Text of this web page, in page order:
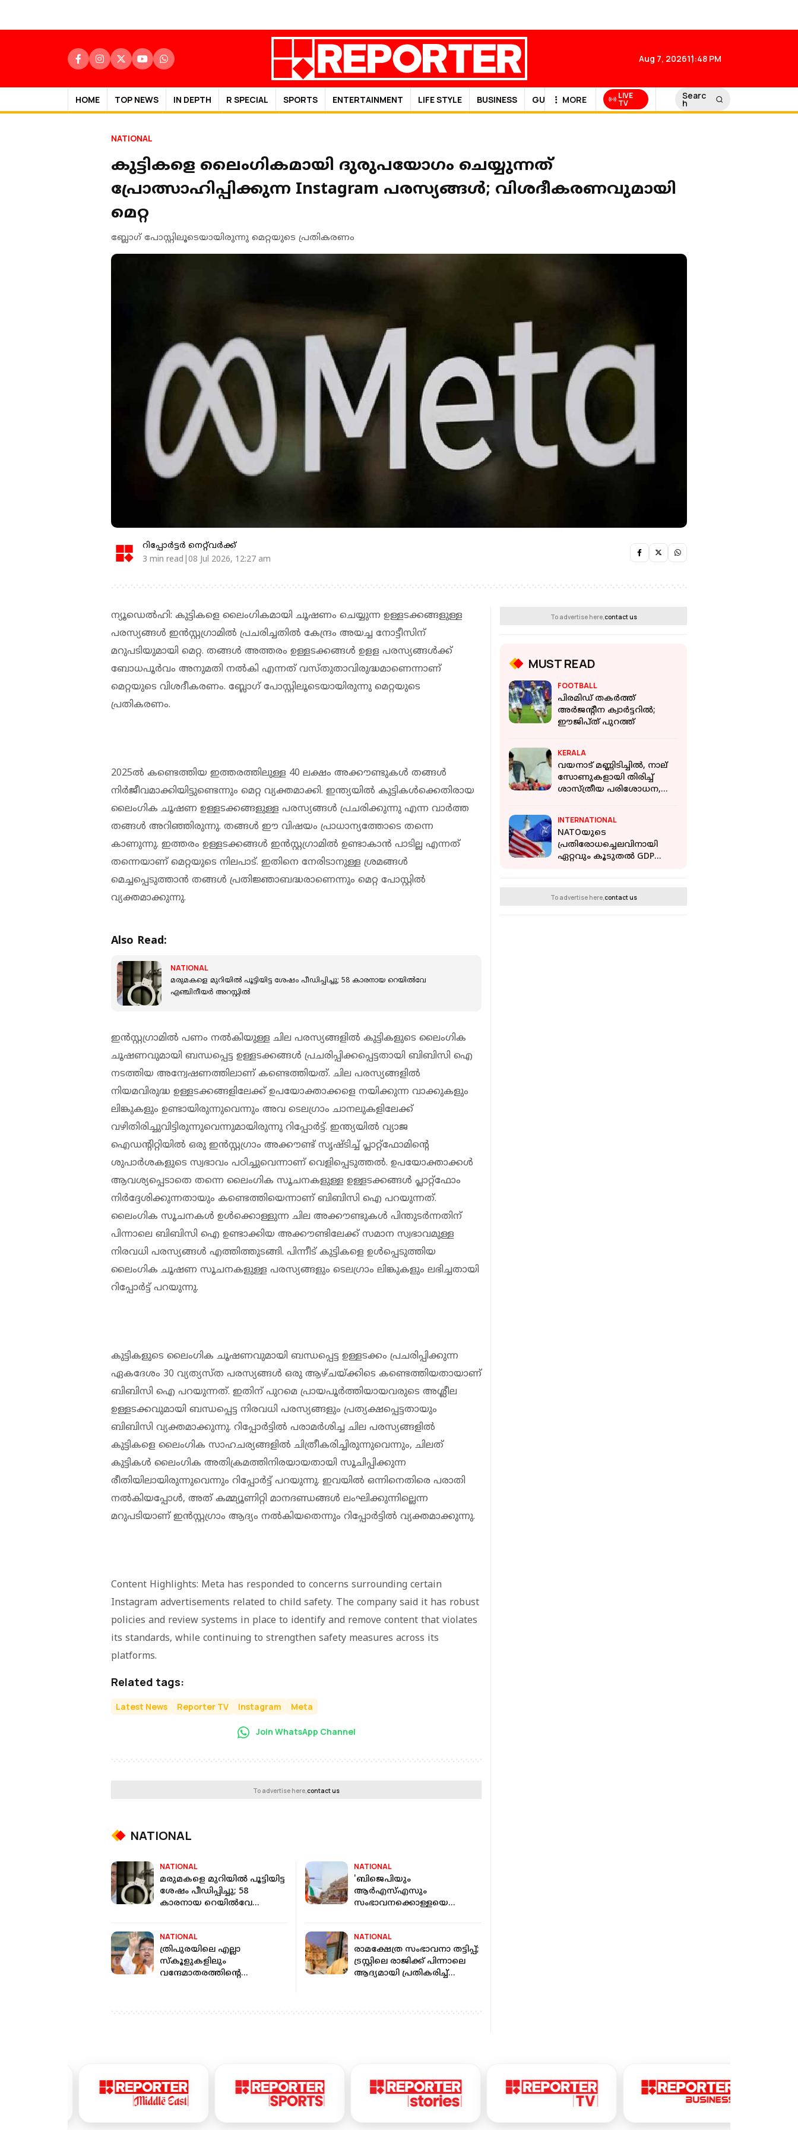
Aug 7, 202611:48 PM
HOME TOP NEWS IN DEPTH R SPECIAL SPORTS ENTERTAINMENT LIFE STYLE BUSINESS GULF NEWS
MORE LIVE
TV
Searc
h
NATIONAL
കുട്ടികളെ ലൈംഗികമായി ദുരുപയോഗം ചെയ്യുന്നത്
പ്രോത്സാഹിപ്പിക്കുന്ന Instagram പരസ്യങ്ങള്‍; വിശദീകരണവുമായി
മെറ്റ
ബ്ലോഗ് പോസ്റ്റിലൂടെയായിരുന്നു മെറ്റയുടെ പ്രതികരണം
റിപ്പോർട്ടർ നെറ്റ്‌വര്‍ക്ക്‌
3 min read|08 Jul 2026, 12:27 am
ന്യൂഡെല്‍ഹി: കുട്ടികളെ ലൈംഗികമായി ചൂഷണം ചെയ്യുന്ന ഉള്ളടക്കങ്ങളുള്ള
പരസ്യങ്ങള്‍ ഇന്‍സ്റ്റഗ്രാമില്‍ പ്രചരിച്ചതില്‍ കേന്ദ്രം അയച്ച നോട്ടീസിന്
മറുപടിയുമായി മെറ്റ. തങ്ങള്‍ അത്തരം ഉള്ളടക്കങ്ങള്‍ ഉളള പരസ്യങ്ങള്‍ക്ക്
ബോധപൂര്‍വം അനുമതി നല്‍കി എന്നത് വസ്തുതാവിരുദ്ധമാണെന്നാണ്
മെറ്റയുടെ വിശദീകരണം. ബ്ലോഗ് പോസ്റ്റിലൂടെയായിരുന്നു മെറ്റയുടെ
പ്രതികരണം.
2025ല്‍ കണ്ടെത്തിയ ഇത്തരത്തിലുള്ള 40 ലക്ഷം അക്കൗണ്ടുകള്‍ തങ്ങള്‍
നിര്‍ജീവമാക്കിയിട്ടുണ്ടെന്നും മെറ്റ വ്യക്തമാക്കി. ഇന്ത്യയില്‍ കുട്ടികള്‍ക്കെതിരായ
ലൈംഗിക ചൂഷണ ഉള്ളടക്കങ്ങളുള്ള പരസ്യങ്ങള്‍ പ്രചരിക്കുന്നു എന്ന വാര്‍ത്ത
തങ്ങള്‍ അറിഞ്ഞിരുന്നു. തങ്ങള്‍ ഈ വിഷയം പ്രാധാന്യത്തോടെ തന്നെ
കാണുന്നു. ഇത്തരം ഉള്ളടക്കങ്ങള്‍ ഇന്‍സ്റ്റഗ്രാമില്‍ ഉണ്ടാകാന്‍ പാടില്ല എന്നത്
തന്നെയാണ് മെറ്റയുടെ നിലപാട്. ഇതിനെ നേരിടാനുള്ള ശ്രമങ്ങള്‍
മെച്ചപ്പെടുത്താന്‍ തങ്ങള്‍ പ്രതിജ്ഞാബദ്ധരാണെന്നും മെറ്റ പോസ്റ്റില്‍
വ്യക്തമാക്കുന്നു.
Also Read:
NATIONAL
മരുമകളെ മുറിയില്‍ പൂട്ടിയിട്ട ശേഷം പീഡിപ്പിച്ചു; 58 കാരനായ റെയില്‍വേ
എഞ്ചിനീയര്‍ അറസ്റ്റില്‍
ഇന്‍സ്റ്റഗ്രാമില്‍ പണം നല്‍കിയുള്ള ചില പരസ്യങ്ങളില്‍ കുട്ടികളുടെ ലൈംഗിക
ചൂഷണവുമായി ബന്ധപ്പെട്ട ഉള്ളടക്കങ്ങള്‍ പ്രചരിപ്പിക്കപ്പെട്ടതായി ബിബിസി ഐ
നടത്തിയ അന്വേഷണത്തിലാണ് കണ്ടെത്തിയത്. ചില പരസ്യങ്ങളില്‍
നിയമവിരുദ്ധ ഉള്ളടക്കങ്ങളിലേക്ക് ഉപയോക്താക്കളെ നയിക്കുന്ന വാക്കുകളും
ലിങ്കുകളും ഉണ്ടായിരുന്നുവെന്നും അവ ടെലഗ്രാം ചാനലുകളിലേക്ക്
വഴിതിരിച്ചുവിട്ടിരുന്നുവെന്നുമായിരുന്നു റിപ്പോര്‍ട്ട്. ഇന്ത്യയില്‍ വ്യാജ
ഐഡന്റിറ്റിയില്‍ ഒരു ഇന്‍സ്റ്റഗ്രാം അക്കൗണ്ട് സൃഷ്ടിച്ച് പ്ലാറ്റ്ഫോമിന്റെ
ശുപാര്‍ശകളുടെ സ്വഭാവം പഠിച്ചുവെന്നാണ് വെളിപ്പെടുത്തല്‍. ഉപയോക്താക്കള്‍
ആവശ്യപ്പെടാതെ തന്നെ ലൈംഗിക സൂചനകളുള്ള ഉള്ളടക്കങ്ങള്‍ പ്ലാറ്റ്ഫോം
നിര്‍ദ്ദേശിക്കുന്നതായും കണ്ടെത്തിയെന്നാണ് ബിബിസി ഐ പറയുന്നത്.
ലൈംഗിക സൂചനകള്‍ ഉള്‍ക്കൊള്ളുന്ന ചില അക്കൗണ്ടുകള്‍ പിന്തുടര്‍ന്നതിന്
പിന്നാലെ ബിബിസി ഐ ഉണ്ടാക്കിയ അക്കൗണ്ടിലേക്ക് സമാന സ്വഭാവമുള്ള
നിരവധി പരസ്യങ്ങള്‍ എത്തിത്തുടങ്ങി. പിന്നീട് കുട്ടികളെ ഉള്‍പ്പെടുത്തിയ
ലൈംഗിക ചൂഷണ സൂചനകളുള്ള പരസ്യങ്ങളും ടെലഗ്രാം ലിങ്കുകളും ലഭിച്ചതായി
റിപ്പോര്‍ട്ട് പറയുന്നു.
കുട്ടികളുടെ ലൈംഗിക ചൂഷണവുമായി ബന്ധപ്പെട്ട ഉള്ളടക്കം പ്രചരിപ്പിക്കുന്ന
ഏകദേശം 30 വ്യത്യസ്ത പരസ്യങ്ങള്‍ ഒരു ആഴ്ചയ്ക്കിടെ കണ്ടെത്തിയതായാണ്
ബിബിസി ഐ പറയുന്നത്. ഇതിന് പുറമെ പ്രായപൂര്‍ത്തിയായവരുടെ അശ്ലീല
ഉള്ളടക്കവുമായി ബന്ധപ്പെട്ട നിരവധി പരസ്യങ്ങളും പ്രത്യക്ഷപ്പെട്ടതായും
ബിബിസി വ്യക്തമാക്കുന്നു. റിപ്പോര്‍ട്ടില്‍ പരാമര്‍ശിച്ച ചില പരസ്യങ്ങളില്‍
കുട്ടികളെ ലൈംഗിക സാഹചര്യങ്ങളില്‍ ചിത്രീകരിച്ചിരുന്നുവെന്നും, ചിലത്
കുട്ടികള്‍ ലൈംഗിക അതിക്രമത്തിനിരയായതായി സൂചിപ്പിക്കുന്ന
രീതിയിലായിരുന്നുവെന്നും റിപ്പോര്‍ട്ട് പറയുന്നു. ഇവയില്‍ ഒന്നിനെതിരെ പരാതി
നല്‍കിയപ്പോള്‍, അത് കമ്മ്യൂണിറ്റി മാനദണ്ഡങ്ങള്‍ ലംഘിക്കുന്നില്ലെന്ന
മറുപടിയാണ് ഇന്‍സ്റ്റഗ്രാം ആദ്യം നല്‍കിയതെന്നും റിപ്പോര്‍ട്ടില്‍ വ്യക്തമാക്കുന്നു.
Content Highlights: Meta has responded to concerns surrounding certain
Instagram advertisements related to child safety. The company said it has robust
policies and review systems in place to identify and remove content that violates
its standards, while continuing to strengthen safety measures across its
platforms.
Related tags:
Latest News Reporter TV Instagram Meta
Join WhatsApp Channel
To advertise here,contact us
NATIONAL
NATIONAL
മരുമകളെ മുറിയില്‍ പൂട്ടിയിട്ട
ശേഷം പീഡിപ്പിച്ചു; 58
കാരനായ റെയില്‍വേ
NATIONAL
'ബിജെപിയും
ആര്‍എസ്എസും
സംഭാവനക്കൊള്ളയെ
NATIONAL
ത്രിപുരയിലെ എല്ലാ
സ്‌കൂളുകളിലും
വന്ദേമാതരത്തിന്റെ
സര്‍ക്കാര്‍
NATIONAL
രാമക്ഷേത്ര സംഭാവനാ തട്ടിപ്പ്;
ട്രസ്റ്റിലെ രാജിക്ക് പിന്നാലെ
ആദ്യമായി പ്രതികരിച്ച്
To advertise here, contact us
MUST READ
FOOTBALL
പിരമിഡ് തകർത്ത്
അർജന്റീന ക്വാർട്ടറിൽ;
ഈജിപ്ത് പുറത്ത്
KERALA
വയനാട് മണ്ണിടിച്ചില്‍, നാല്
സോണുകളായി തിരിച്ച്
ശാസ്ത്രീയ പരിശോധന,
INTERNATIONAL
NATOയുടെ
പ്രതിരോധച്ചെലവിനായി
ഏറ്റവും കൂടുതൽ GDP
To advertise here, contact us